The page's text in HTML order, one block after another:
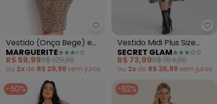
Marguerite - Vestido (Onça
Vestido (Onça Bege) em
Malha Fria
MARGUERITE
R$ 59,99R$ 129,99
ou 2x de R$ 29,99 sem juros
Vestido Midi Plus Size
Manga 7/8 (Bege)
SECRET GLAM
R$ 73,99R$ 184,99
ou 2x de R$ 36,99 sem juros
-50% -62%